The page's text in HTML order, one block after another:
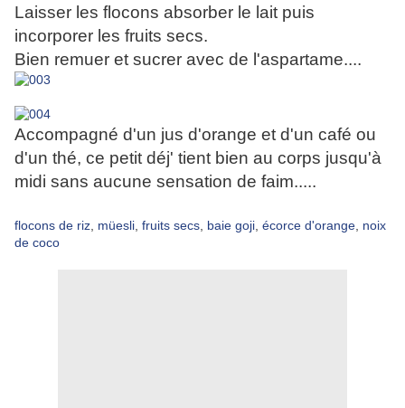
Laisser les flocons absorber le lait puis
incorporer les fruits secs.
Bien remuer et sucrer avec de l'aspartame....
Accompagné d'un jus d'orange et d'un café ou
d'un thé, ce petit déj' tient bien au corps jusqu'à
midi sans aucune sensation de faim.....
flocons de riz müesli fruits secs baie goji écorce d'orange noix
de coco